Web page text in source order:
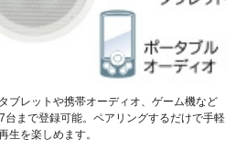
ブレットや携帯オーディオ、ゲーム機など
まで登録可能。ペアリングするだけで手軽
生を楽しめます。